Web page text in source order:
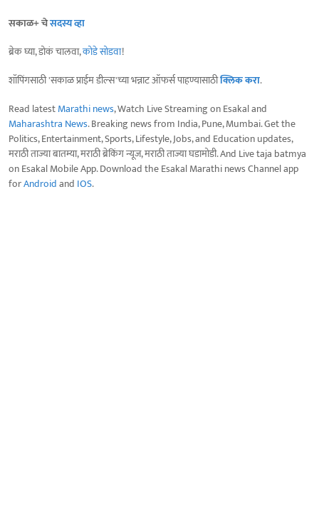
सकाळ+ चेसदस्य व्हा
ब्रेक घ्या, डोकं चालवा,कोडे सोडवा!
शॉपिंगसाठी 'सकाळ प्राईम डील्स'च्या भन्नाट ऑफर्स पाहण्यासाठीक्लिक करा.
Read latestMarathi news, Watch Live Streaming on Esakal and
Maharashtra News. Breaking news from India, Pune, Mumbai. Get the
Politics, Entertainment, Sports, Lifestyle, Jobs, and Education updates,
मराठी ताज्या बातम्या, मराठी ब्रेकिंग न्यूज, मराठी ताज्या घडामोडी. And Live taja batmya
on Esakal Mobile App. Download the Esakal Marathi news Channel app
forAndroidand IOS.